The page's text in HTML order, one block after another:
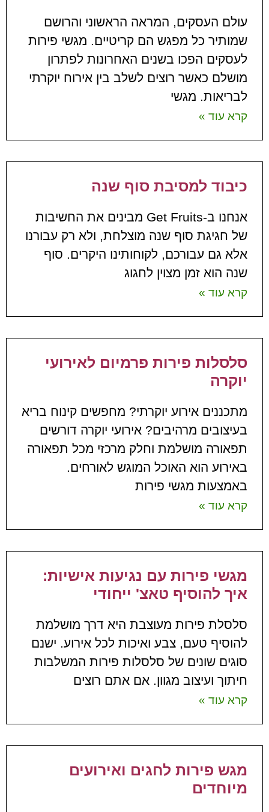
עולם העסקים, המראה הראשוני והרושם
שמותיר כל מפגש הם קריטיים. מגשי פירות
לעסקים הפכו בשנים האחרונות לפתרון
מושלם כאשר רוצים לשלב בין אירוח יוקרתי
לבריאות. מגשי
קרא עוד »
כיבוד למסיבת סוף שנה
אנחנו ב-Get Fruits מבינים את החשיבות
של חגיגת סוף שנה מוצלחת, ולא רק עבורנו
אלא גם עבורכם, לקוחותינו היקרים. סוף
שנה הוא זמן מצוין לחגוג
קרא עוד »
סלסלות פירות פרמיום לאירועי
יוקרה
מתכננים אירוע יוקרתי? מחפשים קינוח בריא
בעיצובים מרהיבים? אירועי יוקרה דורשים
תפאורה מושלמת וחלק מרכזי מכל תפאורה
באירוע הוא האוכל המוגש לאורחים.
באמצעות מגשי פירות
קרא עוד »
מגשי פירות עם נגיעות אישיות:
איך להוסיף טאצ' ייחודי
סלסלת פירות מעוצבת היא דרך מושלמת
להוסיף טעם, צבע ואיכות לכל אירוע. ישנם
סוגים שונים של סלסלות פירות המשלבות
חיתוך ועיצוב מגוון. אם אתם רוצים
קרא עוד »
מגש פירות לחגים ואירועים
מיוחדים